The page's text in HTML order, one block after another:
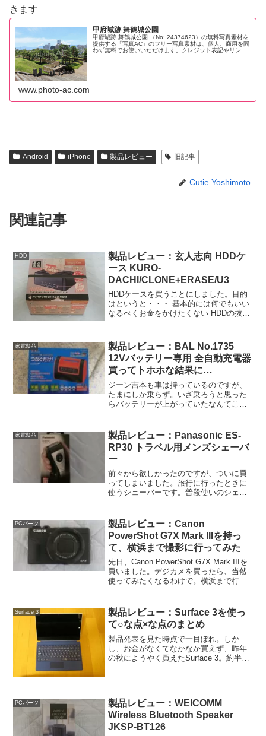
きます
甲府城跡 舞鶴城公園
甲府城跡 舞鶴城公園 （No: 24374623）の無料写真素材を
提供する「写真AC」のフリー写真素材は、個人、商用を問
わず無料でお使いいただけます。クレジット表記やリンク
www.photo-ac.com
Android iPhone 製品レビュー 旧記事
Cutie Yoshimoto
関連記事
HDD
製品レビュー：玄人志向 HDDケ
ース KURO-
DACHI/CLONE+ERASE/U3
HDDケースを買うことにしました。目的
はというと・・・ 基本的には何でもいい
なるべくお金をかけたくない HDDの抜き
可で、白羽の矢が立ったのが、玄人志向
のKU...
家電製品
製品レビュー：BAL No.1735
12Vバッテリー専用 全自動充電器
買ってトホホな結果に…
ジーン吉本も車は持っているのですが、
たまにしか乗らず。いざ乗ろうと思った
らバッテリーが上がっていたなんてこと
せず、車に乗らないからまたバッテリー
が上がるという悪循環。こ...
家電製品
製品レビュー：Panasonic ES-
RP30 トラベル用メンズシェーバ
ー
前々から欲しかったのですが、ついに買
ってしまいました。旅行に行ったときに
使うシェーバーです。普段使いのシェー
す。で、持ち運び用のケースを紛失しま
して、これだったらトラベル...
PCパーツ
製品レビュー：Canon
PowerShot G7X Mark IIIを持っ
て、横浜まで撮影に行ってみた
先日、Canon PowerShot G7X Mark IIIを
買いました。デジカメを買ったら、当然
使ってみたくなるわけで。横浜まで行っ
いか、G9Xよりも色にコク...
Surface 3
製品レビュー：Surface 3を使っ
て○な点×な点のまとめ
製品発表を見た時点で一目ぼれ。しか
し、お金がなくてなかなか買えず、昨年
の秋にようやく買えたSurface 3。約半年
PCパーツ
製品レビュー：WEICOMM
Wireless Bluetooth Speaker
JKSP-BT126